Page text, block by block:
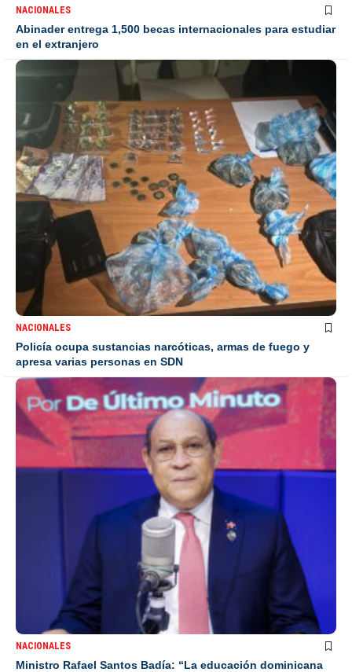
NACIONALES
Abinader entrega 1,500 becas internacionales para estudiar
en el extranjero
NACIONALES
Policía ocupa sustancias narcóticas, armas de fuego y
apresa varias personas en SDN
NACIONALES
Ministro Rafael Santos Badía: “La educación dominicana